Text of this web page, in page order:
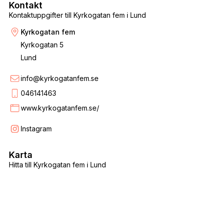
Kontaktuppgifter till Kyrkogatan fem i Lund
Kontakt
Kyrkogatan fem
Kyrkogatan 5
Lund
info@kyrkogatanfem.se
046141463
www.kyrkogatanfem.se/
Instagram
Hitta till Kyrkogatan fem i Lund
Karta